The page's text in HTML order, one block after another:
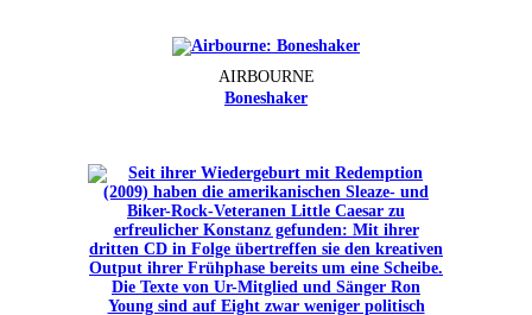
AIRBOURNE
Boneshaker